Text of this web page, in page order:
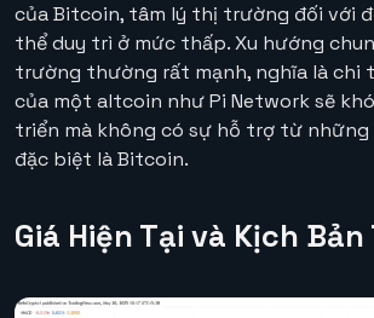
của Bitcoin, tâm lý thị trường đối với
thể duy trì ở mức thấp. Xu hướng
trường thường rất mạnh, nghĩa là chi
của một altcoin như Pi Network sẽ
triển mà không có sự hỗ trợ từ những
đặc biệt là Bitcoin.
Giá Hiện Tại và Kịch